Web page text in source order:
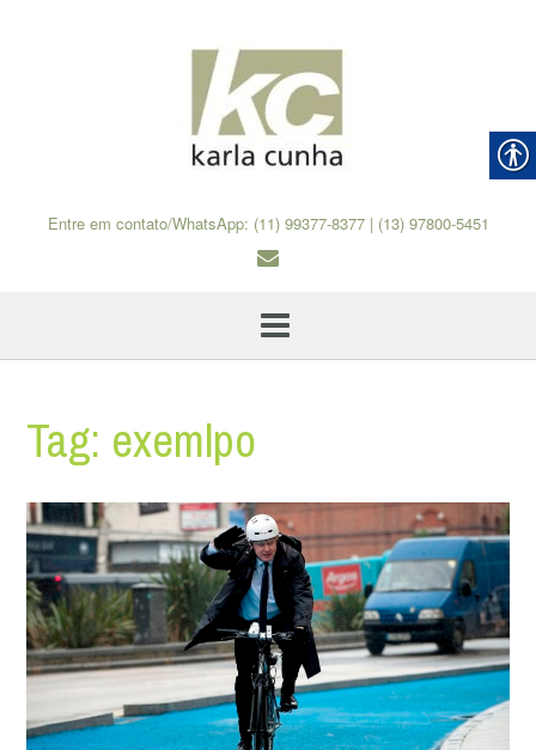
Entre em contato/WhatsApp: (11) 99377-8377 | (13) 97800-5451
Tag: exemlpo